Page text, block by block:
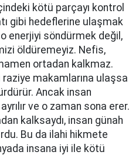
kötü parçayı kontrol
gibi hedeflerine ulaşmak
enerjiyi söndürmek değil,
öldüremeyiz. Nefis,
ortadan kalkmaz.
makamlarına ulaşsa
Ancak insan
ve o zaman sona erer.
kalksaydı, insan günah
Bu da ilahi hikmete
insana iyi ile kötü